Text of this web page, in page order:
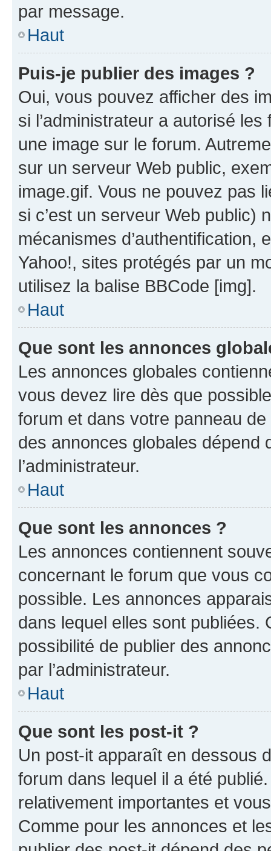
par message.
Haut
Puis-je publier des images ?
Oui, vous pouvez afficher des
si l’administrateur a autorisé
une image sur le forum.
sur un serveur Web public,
image.gif. Vous ne pouvez pas
si c’est un serveur Web public)
mécanismes d’authentification,
Yahoo!, sites protégés par un
utilisez la balise BBCode [img].
Haut
Que sont les annonces
Les annonces globales
vous devez lire dès que
forum et dans votre panneau
des annonces globales dépend
l’administrateur.
Haut
Que sont les annonces ?
Les annonces contiennent
concernant le forum que vous
possible. Les annonces
dans lequel elles sont publiées.
possibilité de publier des
par l’administrateur.
Haut
Que sont les post-it ?
Un post-it apparaît en dessous
forum dans lequel il a été
relativement importantes et
Comme pour les annonces et